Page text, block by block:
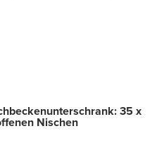
35 x
Nischen